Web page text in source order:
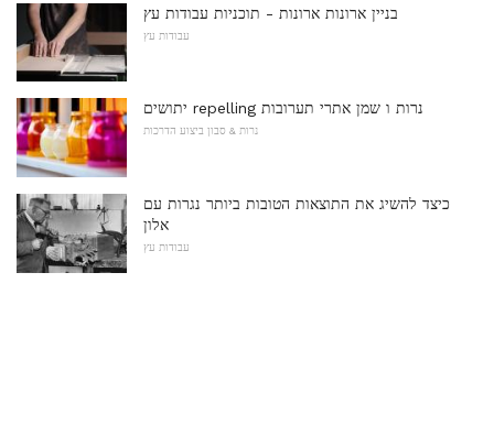
בניין ארונות ארונות - תוכניות עבודות עץ
עבודות עץ
יתושים repelling נרות ו שמן אתרי תערובות
נרות & סבון ביצוע הדרכות
כיצד להשיג את התוצאות הטובות ביותר נגרות עם
אלון
עבודות עץ